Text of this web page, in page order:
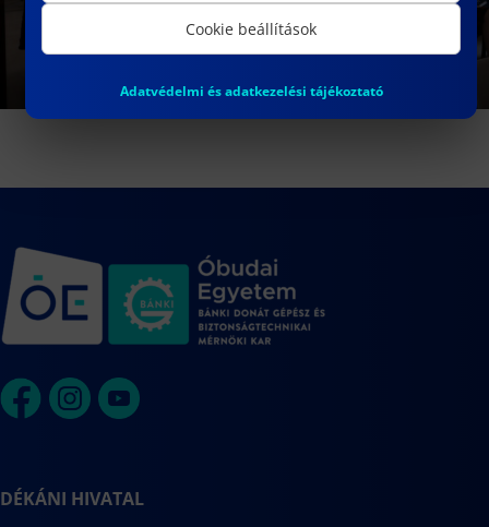
DÉKÁNI HIVATAL
Cookie beállítások
Adatvédelmi és adatkezelési tájékoztató